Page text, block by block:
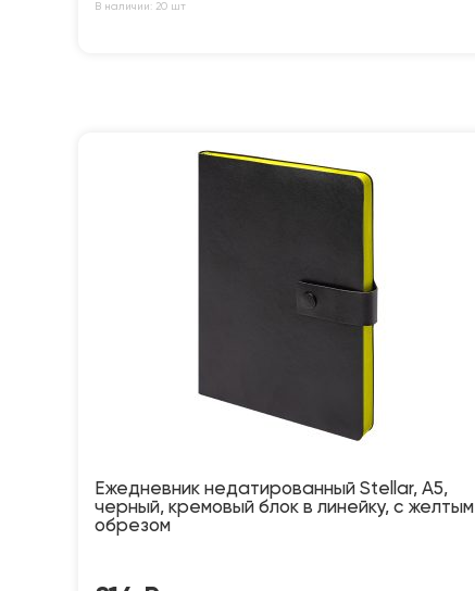
В наличии: 20 шт
Ежедневник недатированный Stellar, А5,
черный, кремовый блок в линейку, с желтым
обрезом